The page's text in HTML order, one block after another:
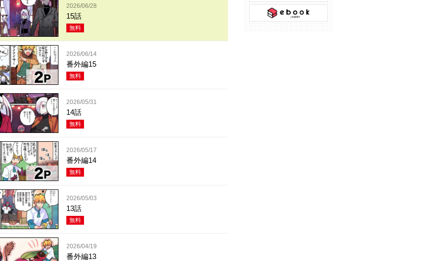
2026/06/28
15話
無料
2026/06/14
番外編15
無料
2026/05/31
14話
無料
2026/05/17
番外編14
無料
2026/05/03
13話
無料
2026/04/19
番外編13